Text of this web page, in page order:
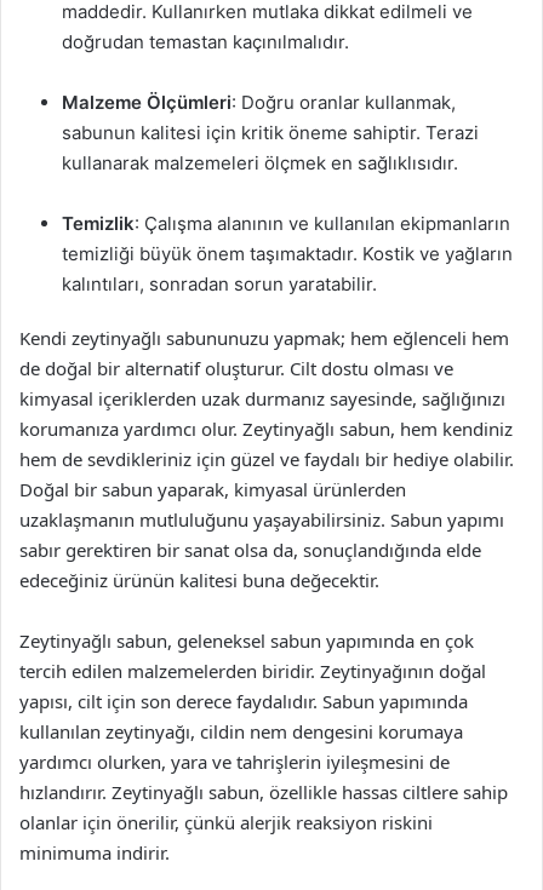
maddedir. Kullanırken mutlaka dikkat edilmeli ve
doğrudan temastan kaçınılmalıdır.
Malzeme Ölçümleri: Doğru oranlar kullanmak,
sabunun kalitesi için kritik öneme sahiptir. Terazi
kullanarak malzemeleri ölçmek en sağlıklısıdır.
Temizlik: Çalışma alanının ve kullanılan ekipmanların
temizliği büyük önem taşımaktadır. Kostik ve yağların
kalıntıları, sonradan sorun yaratabilir.
Kendi zeytinyağlı sabununuzu yapmak; hem eğlenceli hem
de doğal bir alternatif oluşturur. Cilt dostu olması ve
kimyasal içeriklerden uzak durmanız sayesinde, sağlığınızı
korumanıza yardımcı olur. Zeytinyağlı sabun, hem kendiniz
hem de sevdikleriniz için güzel ve faydalı bir hediye olabilir.
Doğal bir sabun yaparak, kimyasal ürünlerden
uzaklaşmanın mutluluğunu yaşayabilirsiniz. Sabun yapımı
sabır gerektiren bir sanat olsa da, sonuçlandığında elde
edeceğiniz ürünün kalitesi buna değecektir.
Zeytinyağlı sabun, geleneksel sabun yapımında en çok
tercih edilen malzemelerden biridir. Zeytinyağının doğal
yapısı, cilt için son derece faydalıdır. Sabun yapımında
kullanılan zeytinyağı, cildin nem dengesini korumaya
yardımcı olurken, yara ve tahrişlerin iyileşmesini de
hızlandırır. Zeytinyağlı sabun, özellikle hassas ciltlere sahip
olanlar için önerilir, çünkü alerjik reaksiyon riskini
minimuma indirir.